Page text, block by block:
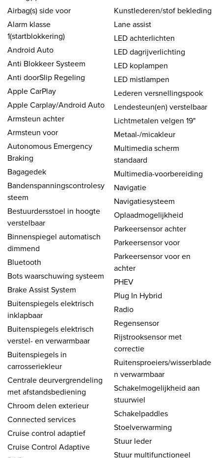
Airbag(s) side voor
Alarm klasse
1(startblokkering)
Android Auto
Anti Blokkeer Systeem
Anti doorSlip Regeling
Apple CarPlay
Apple Carplay/Android Auto
Armsteun achter
Armsteun voor
Autonomous Emergency
Braking
Bagagedek
Bandenspanningscontrolesy
steem
Bestuurdersstoel in hoogte
verstelbaar
Binnenspiegel automatisch
dimmend
Bluetooth
Bots waarschuwing systeem
Brake Assist System
Buitenspiegels elektrisch
inklapbaar
Buitenspiegels elektrisch
verstel- en verwarmbaar
Buitenspiegels in
carrosseriekleur
Centrale deurvergrendeling
met afstandsbediening
Chroom delen exterieur
Connected services
Cruise control adaptief
Cruise Control Adaptive
Kunstlederen/stof bekleding
Lane assist
LED achterlichten
LED dagrijverlichting
LED koplampen
LED mistlampen
Lederen versnellingspook
Lendesteun(en) verstelbaar
Lichtmetalen velgen 19"
Metaal-/micakleur
Multimedia scherm
standaard
Multimedia-voorbereiding
Navigatie
Navigatiesysteem
Oplaadmogelijkheid
Parkeersensor achter
Parkeersensor voor
Parkeersensor voor en
achter
PHEV
Plug In Hybrid
Radio
Regensensor
Rijstrooksensor met
correctie
Ruitensproeiers/wisserblade
n verwarmbaar
Schakelmogelijkheid aan
stuurwiel
Schakelpaddles
Stoelverwarming
Stuur leder
Stuur multifunctioneel